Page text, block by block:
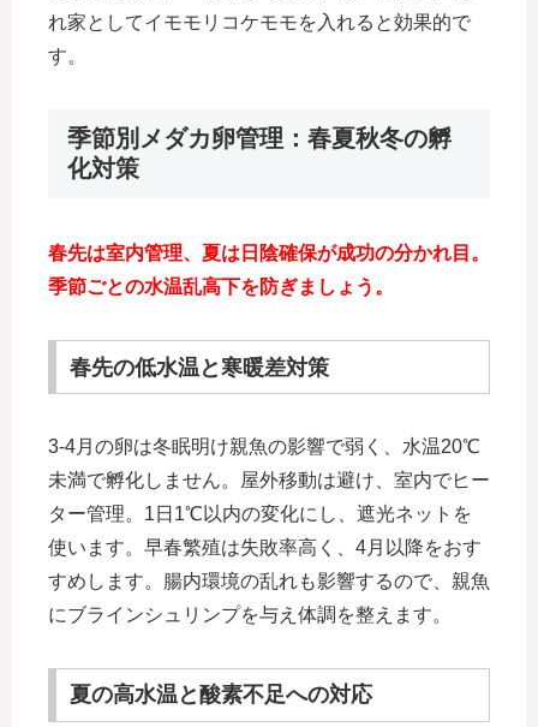
れ家としてイモモリコケモモを入れると効果的で
す。
季節別メダカ卵管理：春夏秋冬の孵
化対策
春先は室内管理、夏は日陰確保が成功の分かれ目。
季節ごとの水温乱高下を防ぎましょう。
春先の低水温と寒暖差対策
3-4月の卵は冬眠明け親魚の影響で弱く、水温20℃
未満で孵化しません。屋外移動は避け、室内でヒー
ター管理。1日1℃以内の変化にし、遮光ネットを
使います。早春繁殖は失敗率高く、4月以降をおす
すめします。腸内環境の乱れも影響するので、親魚
にブラインシュリンプを与え体調を整えます。
夏の高水温と酸素不足への対応